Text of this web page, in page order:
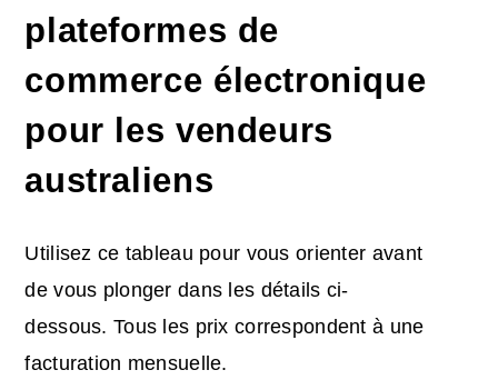
plateformes de
commerce électronique
pour les vendeurs
australiens
Utilisez ce tableau pour vous orienter avant
de vous plonger dans les détails ci-
dessous. Tous les prix correspondent à une
facturation mensuelle.